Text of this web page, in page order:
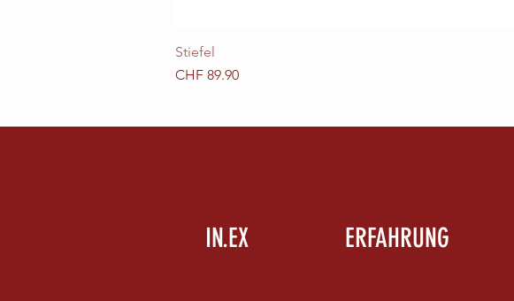
Stiefel
Preis
CHF 89.90
IN.EX ERFAHRUNG